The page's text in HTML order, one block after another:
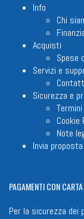
Info
Chi
Acquisti
Spese
Servizi e
Sicurezza e
Cookie
Note
Invia
PAGAMENTICON
Per la sicurezza dei